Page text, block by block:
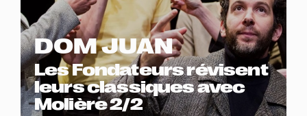
DOM JUAN
Les Fondateurs révisent
leurs classiques avec
Molière 2/2